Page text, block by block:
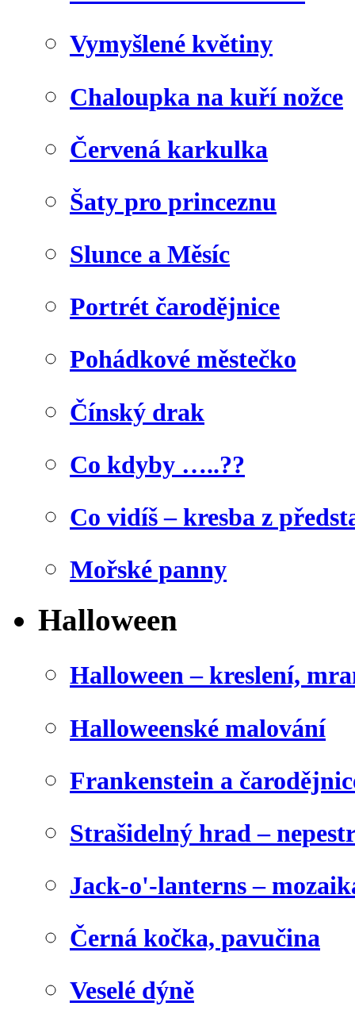
Vymyšlené květiny
Chaloupka na kuří nožce
Červená karkulka
Šaty pro princeznu
Slunce a Měsíc
Portrét čarodějnice
Pohádkové městečko
Čínský drak
Co kdyby …..??
Co vidíš – kresba z
Mořské panny
Halloween
Halloween – kreslení,
Halloweenské malování
Frankenstein a
Strašidelný hrad –
Jack-o'-lanterns –
Černá kočka, pavučina
Veselé dýně